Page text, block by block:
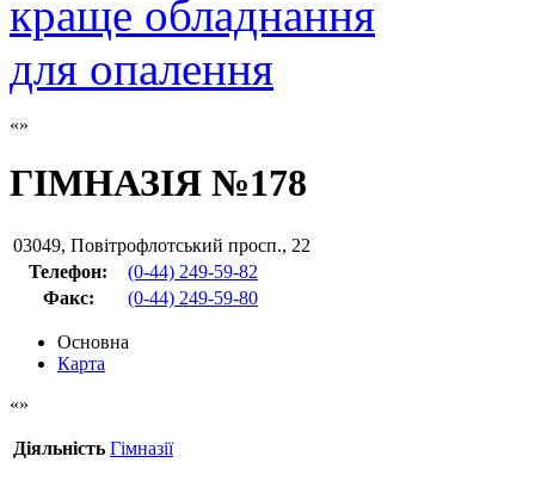
ГІМНАЗІЯ №178
03049, Повітрофлотський просп., 22
Телефон:
(0-44) 249-59-82
Факс: (0-44) 249-59-80
Основна
Карта
Діяльність Гімназії